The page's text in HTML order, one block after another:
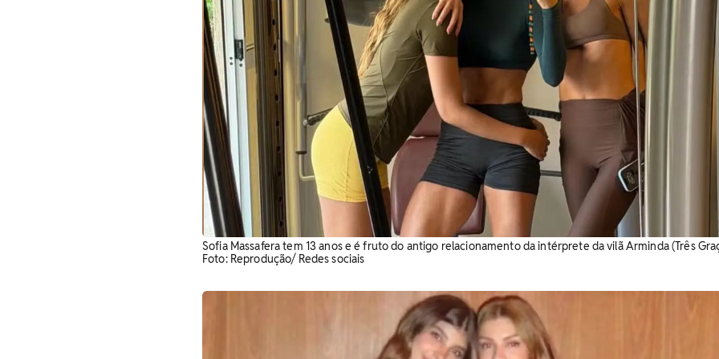
Sofia Massafera tem 13 anos e é fruto do antigo relacionamento da intérprete da vilã Arminda (Três
Foto: Reprodução/ Redes sociais